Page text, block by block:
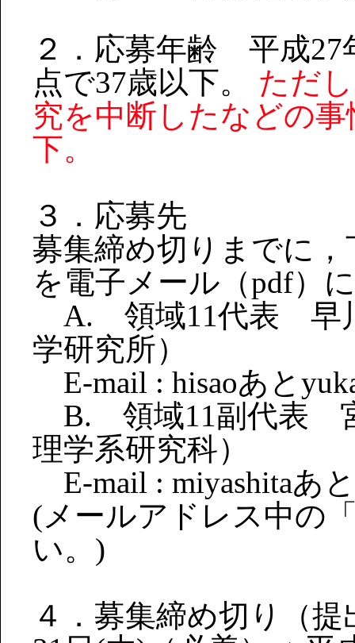
２．応募年齢 平成27
点で37歳以下。 ただ
究を中断したなどの
下。
３．応募先
募集締め切りまでに
を電子メール（pdf）
A. 領域11代表 早
学研究所）
E-mail : hisaoあと
B. 領域11副代表
理学系研究科）
E-mail : miyashitaあ
(メールアドレス中の
い。)
４．募集締め切り